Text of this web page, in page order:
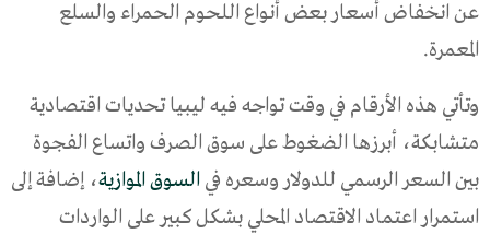
عن انخفاض أسعار بعض أنواع اللحوم الحمراء والسلع
المعمرة.
وتأتي هذه الأرقام في وقت تواجه فيه ليبيا تحديات اقتصادية
متشابكة، أبرزها الضغوط على سوق الصرف واتساع الفجوة
بين السعر الرسمي للدولار وسعره في السوق الموازية، إضافة إلى
استمرار اعتماد الاقتصاد المحلي بشكل كبير على الواردات